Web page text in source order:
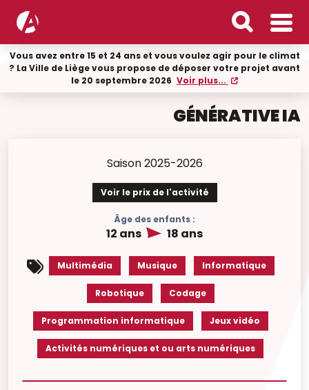
Vous avez entre 15 et 24 ans et vous voulez agir pour le climat
? La Ville de Liège vous propose de déposer votre projet avant
le 20 septembre 2026 Voir plus...
GÉNÉRATIVE IA
Saison 2025-2026
Voir le prix de l'activité
Âge des enfants :
12 ans 18 ans
Multimédia Musique Informatique
Robotique Codage
Programmation informatique Jeux vidéo
Activités numériques et ou arts numériques